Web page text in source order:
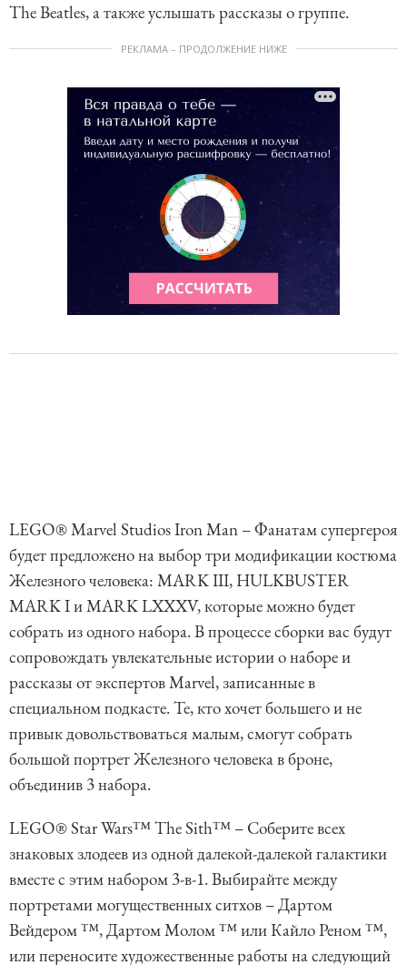
The Beatles, а также услышать рассказы о группе.
РЕКЛАМА – ПРОДОЛЖЕНИЕ НИЖЕ
LEGO® Marvel Studios Iron Man – Фанатам супергероя
будет предложено на выбор три модификации костюма
Железного человека: MARK III, HULKBUSTER
MARK I и MARK LXXXV, которые можно будет
собрать из одного набора. В процессе сборки вас будут
сопровождать увлекательные истории о наборе и
рассказы от экспертов Marvel, записанные в
специальном подкасте. Те, кто хочет большего и не
привык довольствоваться малым, смогут собрать
большой портрет Железного человека в броне,
объединив 3 набора.
LEGO® Star Wars™ The Sith™ – Соберите всех
знаковых злодеев из одной далекой-далекой галактики
вместе с этим набором 3-в-1. Выбирайте между
портретами могущественных ситхов – Дартом
Вейдером ™, Дартом Молом ™ или Кайло Реном ™,
или переносите художественные работы на следующий